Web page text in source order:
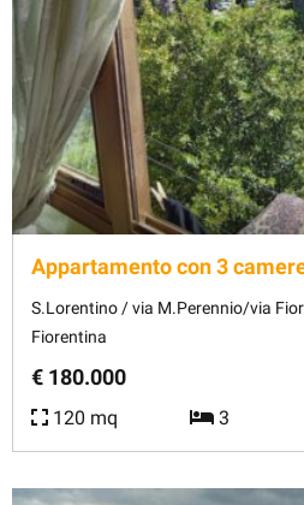
Appartamento con 3
S.Lorentino / via M.Perennio/via
Fiorentina
€ 180.000
120 mq 3